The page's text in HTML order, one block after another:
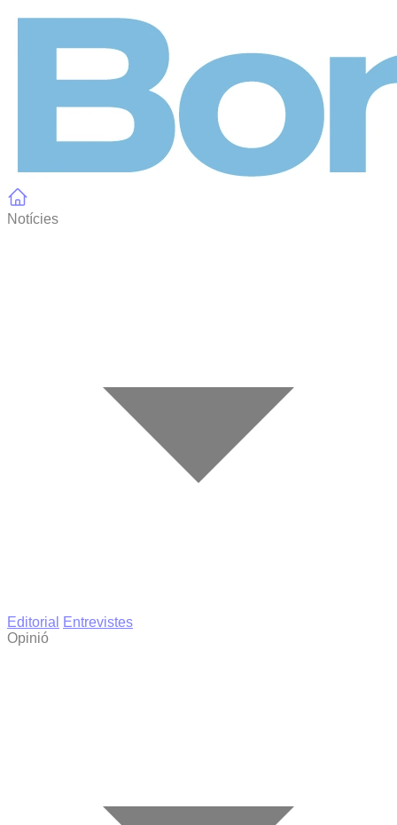
Notícies
Editorial
Entrevistes
Opinió